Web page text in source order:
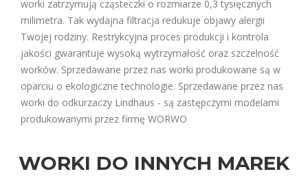
worki zatrzymują cząsteczki o rozmiarze 0,3 tysięcznych
milimetra. Tak wydajna filtracja redukuje objawy alergii
Twojej rodziny. Restrykcyjna proces produkcji i kontrola
jakości gwarantuje wysoką wytrzymałość oraz szczelność
worków. Sprzedawane przez nas worki produkowane są w
oparciu o ekologiczne technologie. Sprzedawane przez nas
worki do odkurzaczy Lindhaus - są zastępczymi modelami
produkowanymi przez firmę WORWO
WORKI DO INNYCH MAREK